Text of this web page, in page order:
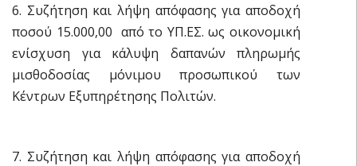
6. Συζήτηση και λήψη απόφασης για αποδοχή
ποσού 15.000,00  από το ΥΠ.ΕΣ. ως οικονομική
ενίσχυση για κάλυψη δαπανών πληρωμής
μισθοδοσίας μόνιμου προσωπικού των
Κέντρων Εξυπηρέτησης Πολιτών.
7. Συζήτηση και λήψη απόφασης για αποδοχή